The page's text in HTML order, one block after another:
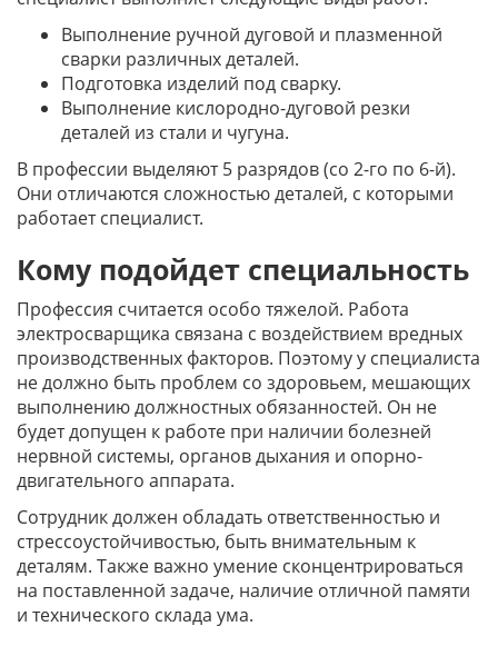
Выполнение ручной дуговой и плазменной
сварки различных деталей.
Подготовка изделий под сварку.
Выполнение кислородно-дуговой резки
деталей из стали и чугуна.
В профессии выделяют 5 разрядов (со 2-го по 6-й).
Они отличаются сложностью деталей, с которыми
работает специалист.
Кому подойдет специальность
Профессия считается особо тяжелой. Работа
электросварщика связана с воздействием вредных
производственных факторов. Поэтому у специалиста
не должно быть проблем со здоровьем, мешающих
выполнению должностных обязанностей. Он не
будет допущен к работе при наличии болезней
нервной системы, органов дыхания и опорно-
двигательного аппарата.
Сотрудник должен обладать ответственностью и
стрессоустойчивостью, быть внимательным к
деталям. Также важно умение сконцентрироваться
на поставленной задаче, наличие отличной памяти
и технического склада ума.